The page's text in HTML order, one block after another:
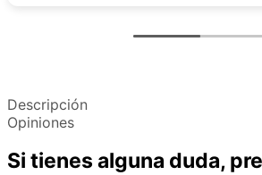
Descripción
Opiniones
Si tienes alguna duda,